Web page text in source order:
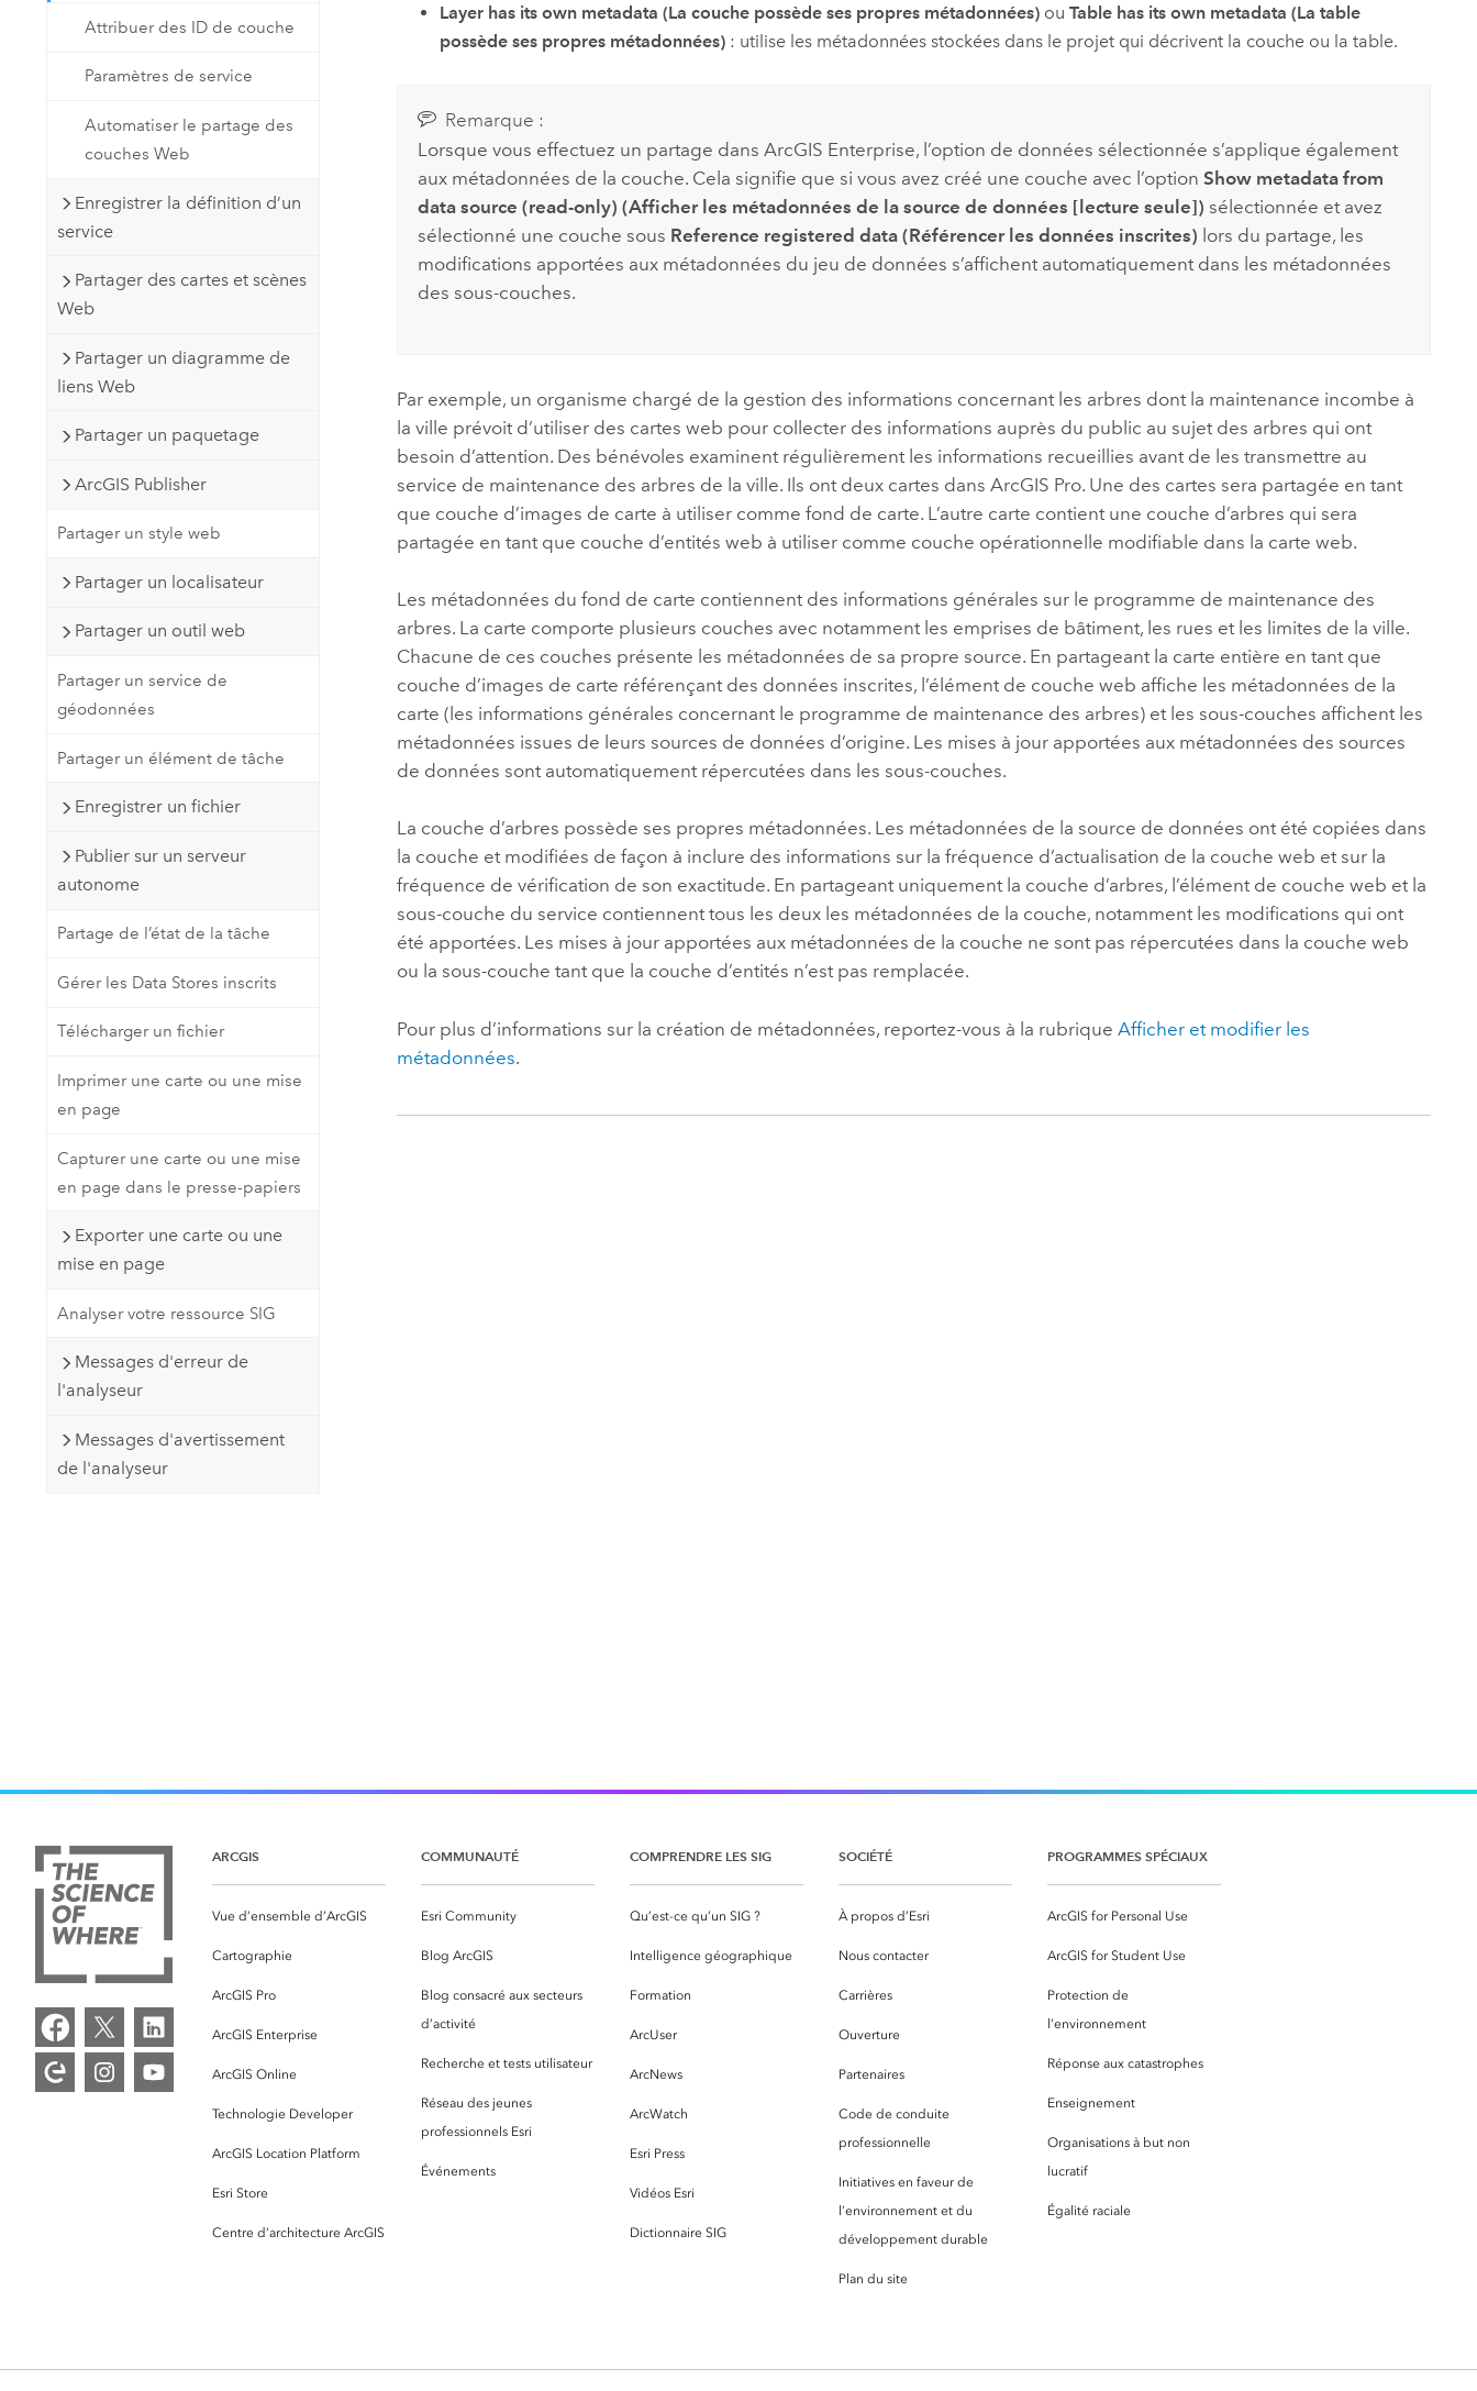
Attribuer des ID de couche
Paramètres de service
Automatiser le partage des
couches Web
Enregistrer la définition d’un
service
Partager des cartes et scènes
Web
Partager un diagramme de
liens Web
Partager un paquetage
ArcGIS Publisher
Partager un style web
Partager un localisateur
Partager un outil web
Partager un service de
géodonnées
Partager un élément de tâche
Enregistrer un fichier
Publier sur un serveur
autonome
Partage de l’état de la tâche
Gérer les Data Stores inscrits
Télécharger un fichier
Imprimer une carte ou une mise
en page
Capturer une carte ou une mise
en page dans le presse-papiers
Exporter une carte ou une
mise en page
Analyser votre ressource SIG
Messages d'erreur de
l'analyseur
Messages d'avertissement
de l'analyseur
Layer has its own metadata (La couche possède ses propres métadonnées)ou Table has its own metadata (La table
possède ses propres métadonnées): utilise les métadonnées stockées dans le projet qui décrivent la couche ou la table.
Remarque :
Lorsque vous effectuez un partage dans ArcGIS Enterprise, l’option de données sélectionnée s’applique également
aux métadonnées de la couche. Cela signifie que si vous avez créé une couche avec l’option Show metadata from
data source (read-only) (Afficher les métadonnées de la source de données [lecture seule]) sélectionnée et avez
sélectionné une couche sous Reference registered data (Référencer les données inscrites) lors du partage, les
modifications apportées aux métadonnées du jeu de données s’affichent automatiquement dans les métadonnées
des sous-couches.
Par exemple, un organisme chargé de la gestion des informations concernant les arbres dont la maintenance incombe à
la ville prévoit d’utiliser des cartes web pour collecter des informations auprès du public au sujet des arbres qui ont
besoin d’attention. Des bénévoles examinent régulièrement les informations recueillies avant de les transmettre au
service de maintenance des arbres de la ville. Ils ont deux cartes dansArcGIS Pro. Une des cartes sera partagée en tant
que couche d’images de carte à utiliser comme fond de carte. L’autre carte contient une couche d’arbres qui sera
partagée en tant que couche d’entités web à utiliser comme couche opérationnelle modifiable dans la carte web.
Les métadonnées du fond de carte contiennent des informations générales sur le programme de maintenance des
arbres. La carte comporte plusieurs couches avec notamment les emprises de bâtiment, les rues et les limites de la ville.
Chacune de ces couches présente les métadonnées de sa propre source. En partageant la carte entière en tant que
couche d’images de carte référençant des données inscrites, l’élément de couche web affiche les métadonnées de la
carte (les informations générales concernant le programme de maintenance des arbres) et les sous-couches affichent les
métadonnées issues de leurs sources de données d’origine. Les mises à jour apportées aux métadonnées des sources
de données sont automatiquement répercutées dans les sous-couches.
La couche d’arbres possède ses propres métadonnées. Les métadonnées de la source de données ont été copiées dans
la couche et modifiées de façon à inclure des informations sur la fréquence d’actualisation de la couche web et sur la
fréquence de vérification de son exactitude. En partageant uniquement la couche d’arbres, l’élément de couche web et la
sous-couche du service contiennent tous les deux les métadonnées de la couche, notamment les modifications qui ont
été apportées. Les mises à jour apportées aux métadonnées de la couche ne sont pas répercutées dans la couche web
ou la sous-couche tant que la couche d’entités n’est pas remplacée.
Pour plus d’informations sur la création de métadonnées, reportez-vous à la rubriqueAfficher et modifier les
métadonnées.
ARCGIS
Vue d’ensemble d’ArcGIS
Cartographie
ArcGIS Pro
ArcGIS Enterprise
ArcGIS Online
Technologie Developer
ArcGIS Location Platform
Esri Store
Centre d’architecture ArcGIS
COMMUNAUTÉ
Esri Community
Blog ArcGIS
Blog consacré aux secteurs
d’activité
Recherche et tests utilisateur
Réseau des jeunes
professionnels Esri
Événements
COMPRENDRE LES SIG
Qu’est-ce qu’un SIG ?
Intelligence géographique
Formation
ArcUser
ArcNews
ArcWatch
Esri Press
Vidéos Esri
Dictionnaire SIG
SOCIÉTÉ
À propos d’Esri
Nous contacter
Carrières
Ouverture
Partenaires
Code de conduite
professionnelle
Initiatives en faveur de
l’environnement et du
développement durable
Plan du site
PROGRAMMES SPÉCIAUX
ArcGIS for Personal Use
ArcGIS for Student Use
Protection de
l’environnement
Réponse aux catastrophes
Enseignement
Organisations à but non
lucratif
Égalité raciale